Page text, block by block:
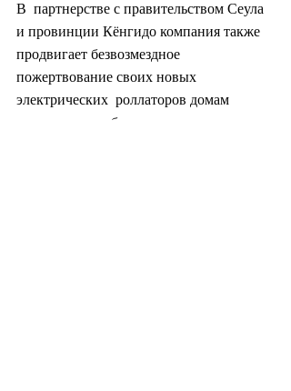
В  партнерстве с правительством Сеула
и провинции Кёнгидо компания также
продвигает безвозмездное
пожертвование своих новых
электрических  роллаторов домам
престарелых и больницам.